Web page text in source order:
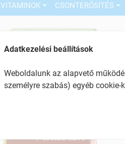
VITAMINOK CSONTERŐSÍTÉS
Adatkezelési beállítások
Weboldalunk az alapvető
személyre szabás) egyéb